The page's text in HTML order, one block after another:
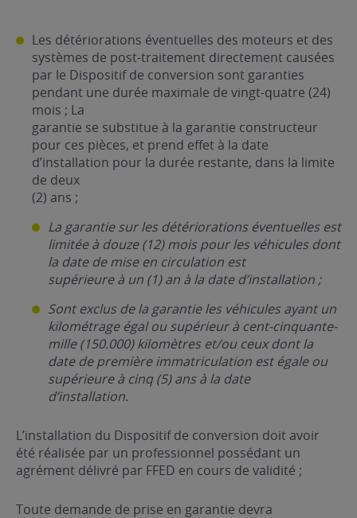
Les détériorations éventuelles des moteurs et des
systèmes de post-traitement directement causées
par le Dispositif de conversion sont garanties
pendant une durée maximale de vingt-quatre (24)
mois ; La
garantie se substitue à la garantie constructeur
pour ces pièces, et prend effet à la date
d’installation pour la durée restante, dans la limite
de deux
(2) ans ;
La garantie sur les détériorations éventuelles est
limitée à douze (12) mois pour les véhicules dont
la date de mise en circulation est
supérieure à un (1) an à la date d’installation ;
Sont exclus de la garantie les véhicules ayant un
kilométrage égal ou supérieur à cent-cinquante-
mille (150.000) kilomètres et/ou ceux dont la
date de première immatriculation est égale ou
supérieure à cinq (5) ans à la date
d’installation.
L’installation du Dispositif de conversion doit avoir
été réalisée par un professionnel possédant un
agrément délivré par FFED en cours de validité ;
Toute demande de prise en garantie devra